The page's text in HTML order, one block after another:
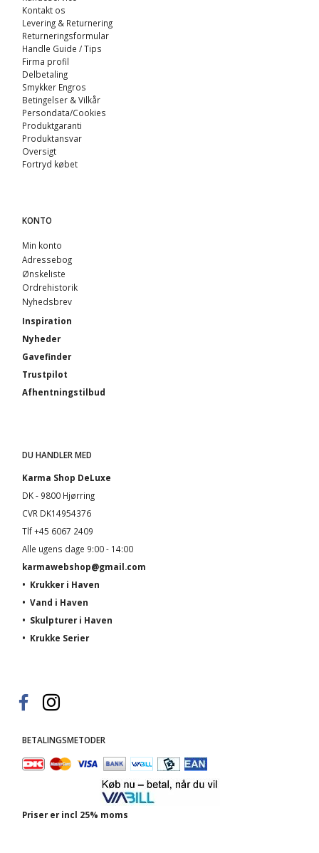
Kontakt os
Levering & Returnering
Returneringsformular
Handle Guide / Tips
Firma profil
Delbetaling
Smykker Engros
Betingelser & Vilkår
Persondata/Cookies
Produktgaranti
Produktansvar
Oversigt
Fortryd købet
KONTO
Min konto
Adressebog
Ønskeliste
Ordrehistorik
Nyhedsbrev
Inspiration
Nyheder
Gavefinder
Trustpilot
Afhentningstilbud
DU HANDLER MED
Karma Shop DeLuxe
DK - 9800 Hjørring
CVR DK14954376
Tlf +45 6067 2409
Alle ugens dage 9:00 - 14:00
karmawebshop@gmail.com
• Krukker i Haven
• Vand i Haven
• Skulpturer i Haven
• Krukke Serier
BETALINGSMETODER
Priser er incl 25% moms